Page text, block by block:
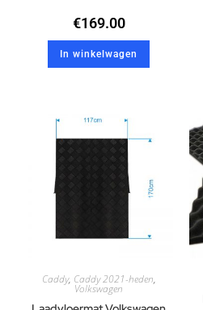
€169.00
In winkelwagen
Caddy, Caddy 2021-heden,
Volkswagen